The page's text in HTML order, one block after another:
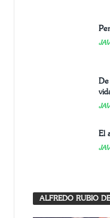
De
El
ALFREDO RUBIO